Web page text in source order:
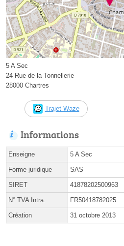
5 A Sec
24 Rue de la Tonnellerie
28000 Chartres
Trajet Waze
Informations
Enseigne 5 A Sec
Forme juridique SAS
SIRET 41878202500963
N° TVA Intra. FR50418782025
Création 31 octobre 2013